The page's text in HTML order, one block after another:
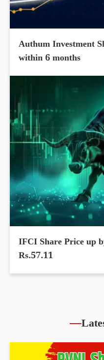
Authum Investment
within 6 months
IFCI Share Price up
Rs.57.11